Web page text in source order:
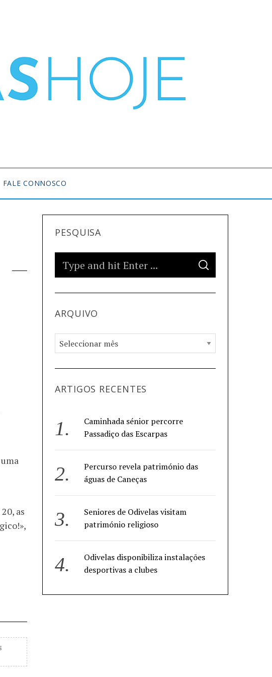
FALE CONNOSCO
as
PESQUISA
ARQUIVO
ARTIGOS RECENTES
Caminhada sénior percorre
Passadiço das Escarpas
Percurso revela património das
águas de Caneças
Seniores de Odivelas visitam
património religioso
Odivelas disponibiliza instalações
desportivas a clubes